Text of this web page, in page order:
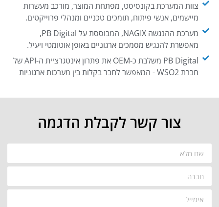
צוות המערכת בקונסיסט, מפתחת המוצר, מורכב מעשרות
מיישמים, אנשי פיתוח, תומכים טכניים ומנהלי פרוייקטים.
מערכת ההנגשה NAGIX, המבוססת על PB Digital,
מאפשרת להנגיש מסמכים ארגוניים באופן אוטומטי ויעיל.
PB Digital משלבת כ-OEM את פתרון אינטגרציית ה-API של
חברת WSO2 - המאפשר לחבר בקלות בין מערכות ארגוניות
צור קשר לקבלת הדגמה